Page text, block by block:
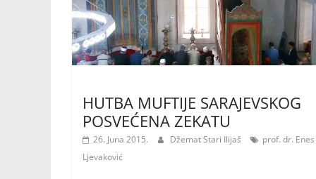
HUTBA MUFTIJE SARAJEVSKOG
POSVEĆENA ZEKATU
26. Juna 2015. Džemat Stari Ilijaš
prof. dr.
Ljevaković